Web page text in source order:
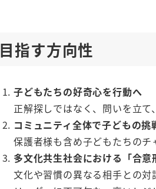
目指す方向性
子どもたちの好奇心を行動へ
正解探しではなく、問いを立
コミュニティ全体で子どもの挑
保護者様も含め子どもたちの
多文化共生社会における「合意
文化や習慣の異なる相手との